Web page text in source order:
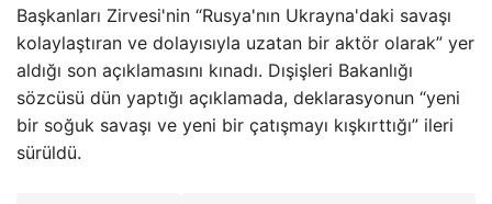
Başkanları Zirvesi'nin “Rusya'nın Ukrayna'daki savaşı
kolaylaştıran ve dolayısıyla uzatan bir aktör olarak” yer
aldığı son açıklamasını kınadı. Dışişleri Bakanlığı
sözcüsü dün yaptığı açıklamada, deklarasyonun “yeni
bir soğuk savaşı ve yeni bir çatışmayı kışkırttığı” ileri
sürüldü.